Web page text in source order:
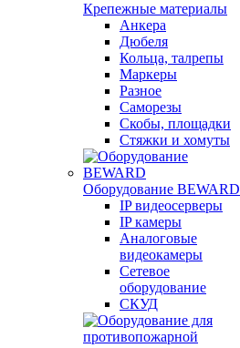
Крепежные материалы
Анкера
Дюбеля
Кольца, талрепы
Маркеры
Разное
Саморезы
Скобы, площадки
Стяжки и хомуты
Оборудование BEWARD
IP видеосерверы
IP камеры
Аналоговые
видеокамеры
Сетевое
оборудование
СКУД